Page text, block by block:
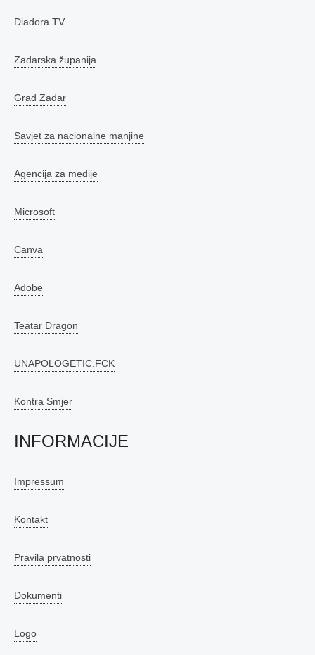
Diadora TV
Zadarska županija
Grad Zadar
Savjet za nacionalne manjine
Agencija za medije
Microsoft
Canva
Adobe
Teatar Dragon
UNAPOLOGETIC.FCK
Kontra Smjer
INFORMACIJE
Impressum
Kontakt
Pravila prvatnosti
Dokumenti
Logo